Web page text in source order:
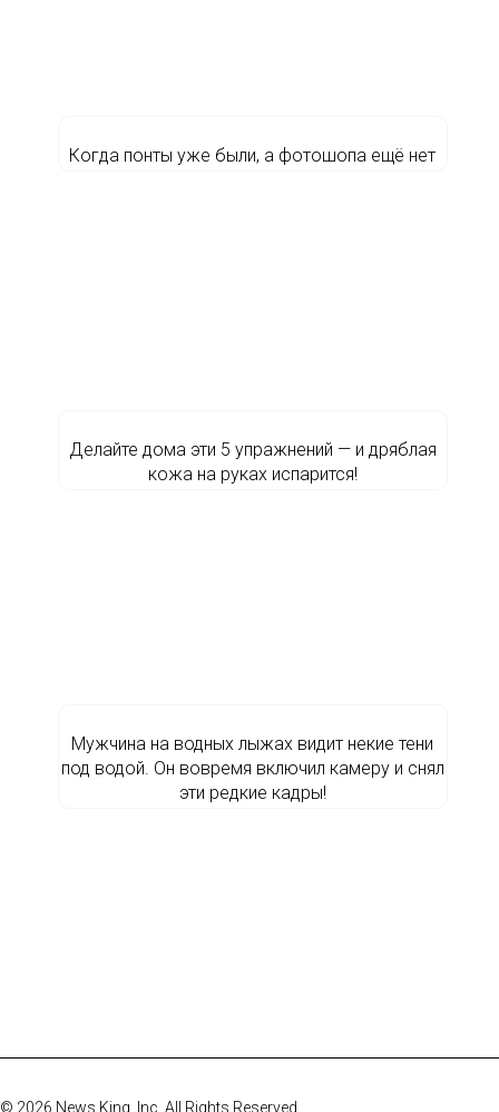
Когда понты уже были, а фотошопа ещё нет
Делайте дома эти 5 упражнений — и дряблая
кожа на руках испарится!
Мужчина на водных лыжах видит некие тени
под водой. Он вовремя включил камеру и снял
эти редкие кадры!
© 2026 News King, Inc. All Rights Reserved.